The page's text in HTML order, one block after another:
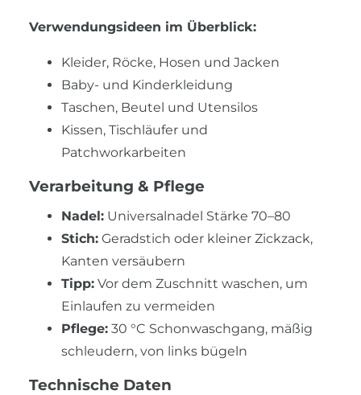
Verwendungsideen im Überblick:
Kleider, Röcke, Hosen und Jacken
Baby- und Kinderkleidung
Taschen, Beutel und Utensilos
Kissen, Tischläufer und
Patchworkarbeiten
Verarbeitung & Pflege
Nadel: Universalnadel Stärke 70–80
Stich: Geradstich oder kleiner Zickzack,
Kanten versäubern
Tipp: Vor dem Zuschnitt waschen, um
Einlaufen zu vermeiden
Pflege: 30 °C Schonwaschgang, mäßig
schleudern, von links bügeln
Technische Daten